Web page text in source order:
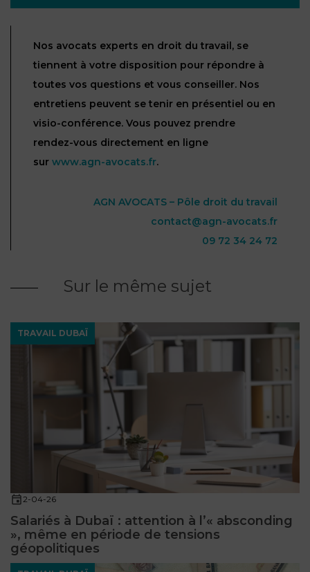
Nos avocats experts en droit du travail, se
tiennent à votre disposition pour répondre à
toutes vos questions et vous conseiller. Nos
entretiens peuvent se tenir en présentiel ou en
visio-conférence. Vous pouvez prendre
rendez-vous directement en ligne
sur www.agn-avocats.fr.
AGN AVOCATS – Pôle droit du travail
contact@agn-avocats.fr
09 72 34 24 72
Sur le même sujet
TRAVAIL DUBAÏ
2-04-26
Salariés à Dubaï : attention à l’« absconding
», même en période de tensions
géopolitiques